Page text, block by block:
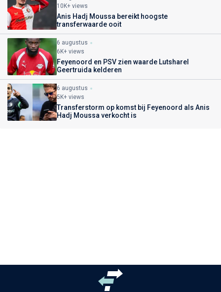
10K+ views
Anis Hadj Moussa bereikt hoogste
transferwaarde ooit
6 augustus
6K+ views
Feyenoord en PSV zien waarde Lutsharel
Geertruida kelderen
6 augustus
5K+ views
Transferstorm op komst bij Feyenoord als Anis
Hadj Moussa verkocht is